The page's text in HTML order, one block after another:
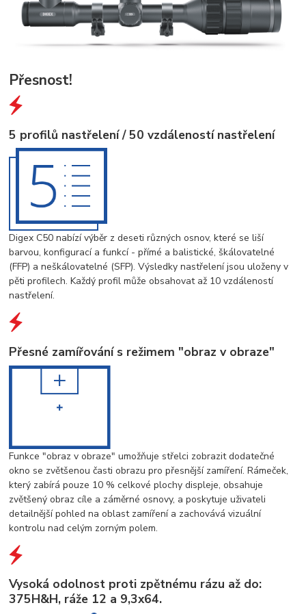
Přesnost!
5 profilů nastřelení / 50 vzdáleností nastřelení
Digex C50 nabízí výběr z deseti různých osnov, které se liší
barvou, konfigurací a funkcí - přímé a balistické, škálovatelné
(FFP) a neškálovatelné (SFP). Výsledky nastřelení jsou uloženy v
pěti profilech. Každý profil může obsahovat až 10 vzdáleností
nastřelení.
Přesné zamířování s režimem "obraz v obraze"
Funkce "obraz v obraze" umožňuje střelci zobrazit dodatečné
okno se zvětšenou časti obrazu pro přesnější zamíření. Rámeček,
který zabírá pouze 10 % celkové plochy displeje, obsahuje
zvětšený obraz cíle a záměrné osnovy, a poskytuje uživateli
detailnější pohled na oblast zamíření a zachovává vizuální
kontrolu nad celým zorným polem.
Vysoká odolnost proti zpětnému rázu až do:
375H&H, ráže 12 a 9,3x64.